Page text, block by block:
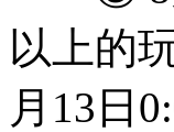
以上的
月13日